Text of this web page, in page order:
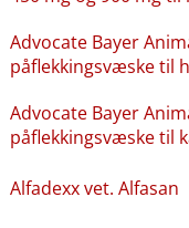
Advocate Bayer
påflekkingsvæske til
Advocate Bayer
påflekkingsvæske til
Alfadexx vet. Alfasan